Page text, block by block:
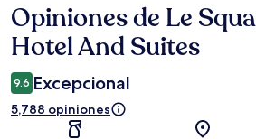
Opiniones
Opiniones de Le
Hotel And Suites
9.6 Excepcional
5,788 opiniones